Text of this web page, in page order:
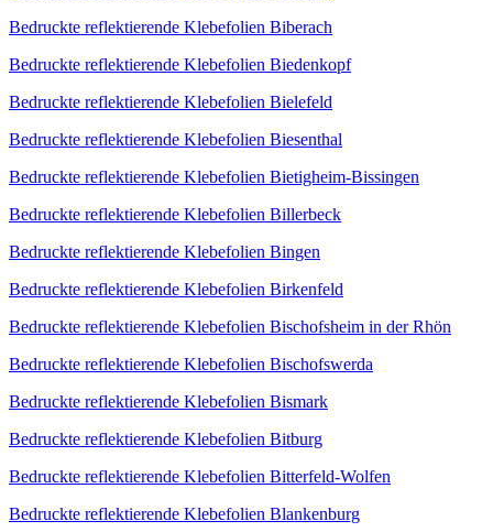
Bedruckte reflektierende Klebefolien Biberach
Bedruckte reflektierende Klebefolien Biedenkopf
Bedruckte reflektierende Klebefolien Bielefeld
Bedruckte reflektierende Klebefolien Biesenthal
Bedruckte reflektierende Klebefolien Bietigheim-Bissingen
Bedruckte reflektierende Klebefolien Billerbeck
Bedruckte reflektierende Klebefolien Bingen
Bedruckte reflektierende Klebefolien Birkenfeld
Bedruckte reflektierende Klebefolien Bischofsheim in der Rhön
Bedruckte reflektierende Klebefolien Bischofswerda
Bedruckte reflektierende Klebefolien Bismark
Bedruckte reflektierende Klebefolien Bitburg
Bedruckte reflektierende Klebefolien Bitterfeld-Wolfen
Bedruckte reflektierende Klebefolien Blankenburg